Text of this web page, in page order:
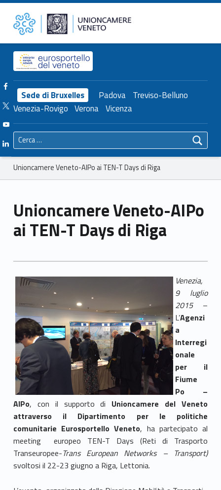
Unioncamere Veneto-AIPo ai TEN-T Days di Riga – Unioncamere del Veneto Unioncamere del Veneto
Header info sidebar
Sede di Bruxelles Padova Treviso-Belluno
Venezia-Rovigo Verona Vicenza
Facebook Unioncamere Veneto
Twitter Unioncamere Veneto
Youtube Unioncamere Veneto
Linkedin Unioncamere Veneto
Ricerca per:
Breadcrumbs navigation
Unioncamere Veneto-AIPo ai TEN-T Days di Riga
Unioncamere Veneto-AIPo
ai TEN-T Days di Riga
Venezia,
9 luglio
2015–
L’Agenzi
a
Interregi
onale
per il
Fiume
Po –
AIPo, con il supporto di Unioncamere del Veneto
attraverso il Dipartimento per le politiche
comunitarie Eurosportello Veneto, ha partecipato al
meeting europeo TEN-T Days (Reti di Trasporto
Transeuropee-Trans European Networks – Transport)
svoltosi il 22-23 giugno a Riga, Lettonia.